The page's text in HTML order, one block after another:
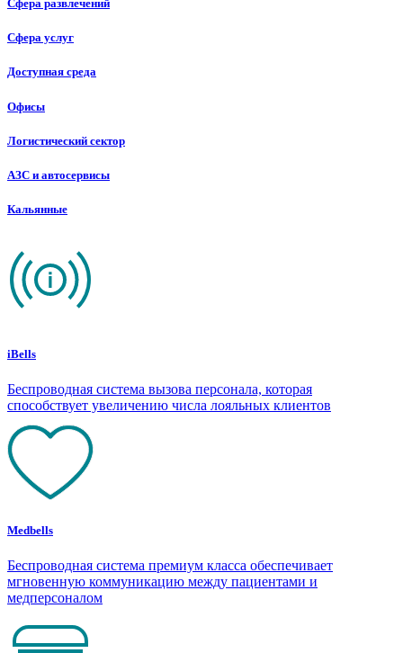
Сфера развлечений
Сфера услуг
Доступная среда
Офисы
Логистический сектор
АЗС и автосервисы
Кальянные
iBells
Беспроводная система вызова персонала, которая
способствует увеличению числа лояльных клиентов
Medbells
Беспроводная система премиум класса обеспечивает
мгновенную коммуникацию между пациентами и
медперсоналом